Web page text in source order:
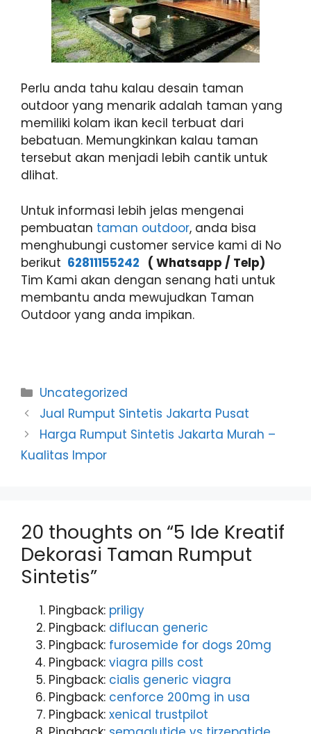
Perlu anda tahu kalau desain taman
outdoor yang menarik adalah taman yang
memiliki kolam ikan kecil terbuat dari
bebatuan. Memungkinkan kalau taman
tersebut akan menjadi lebih cantik untuk
dlihat.
Untuk informasi lebih jelas mengenai
pembuatan taman outdoor, anda bisa
menghubungi customer service kami di No
berikut 62811155242 ( Whatsapp / Telp)
Tim Kami akan dengan senang hati untuk
membantu anda mewujudkan Taman
Outdoor yang anda impikan.
Categories
Uncategorized
Jual Rumput Sintetis Jakarta Pusat
Harga Rumput Sintetis Jakarta Murah –
Kualitas Impor
20 thoughts on “5 Ide Kreatif
Dekorasi Taman Rumput
Sintetis”
Pingback: priligy
Pingback: diflucan generic
Pingback: furosemide for dogs 20mg
Pingback: viagra pills cost
Pingback: cialis generic viagra
Pingback: cenforce 200mg in usa
Pingback: xenical trustpilot